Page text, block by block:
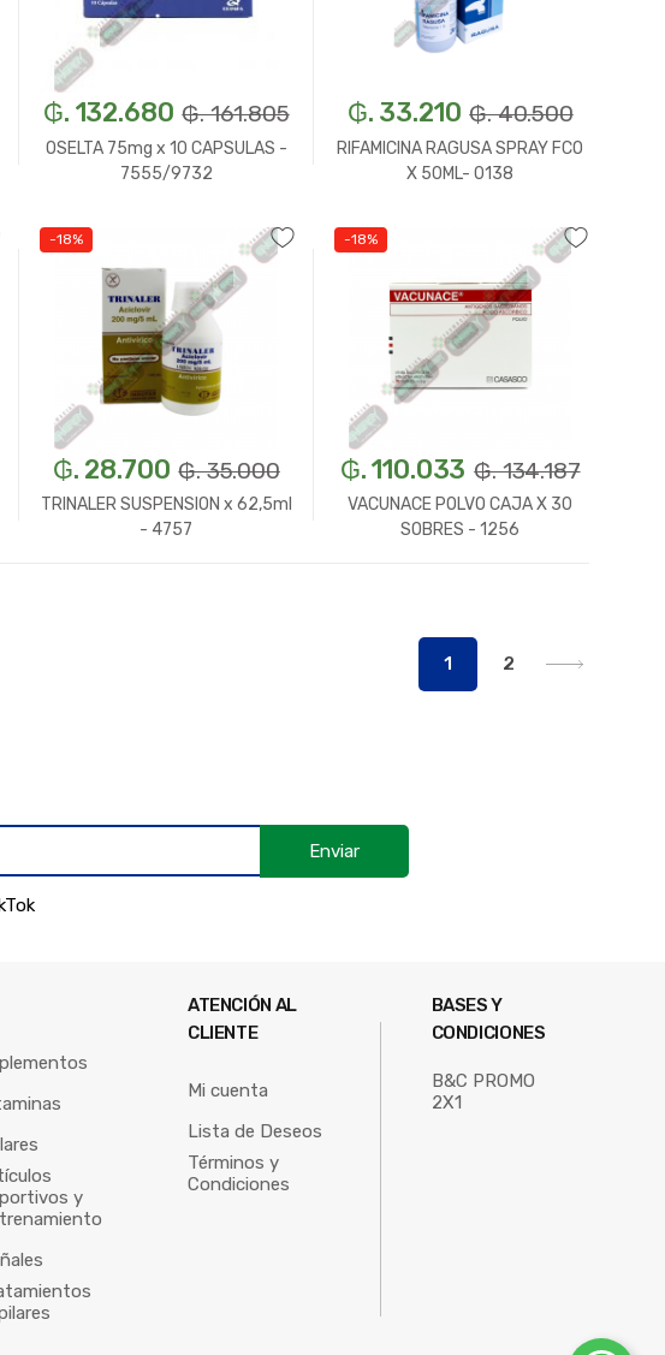
₲. 132.680 ₲. 161.805
OSELTA 75mg x 10 CAPSULAS -
7555/9732
- +
₲. 33.210 ₲. 40.500
RIFAMICINA RAGUSA SPRAY FCO
X 50ML- 0138
- +
-18%
₲. 28.700 ₲. 35.000
TRINALER SUSPENSION x 62,5ml
- 4757
-18%
₲. 110.033 ₲. 134.187
VACUNACE POLVO CAJA X 30
SOBRES - 1256
1 2
Enviar
y
ATENCIÓN AL
CLIENTE
Mi cuenta
Lista de Deseos
Términos y
Condiciones
BASES Y
CONDICIONES
B&C PROMO
2X1